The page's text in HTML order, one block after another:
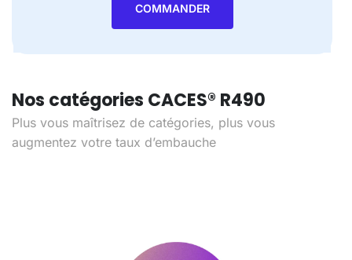
COMMANDER
Nos catégories CACES® R490
Plus vous maîtrisez de catégories, plus vous
augmentez votre taux d’embauche